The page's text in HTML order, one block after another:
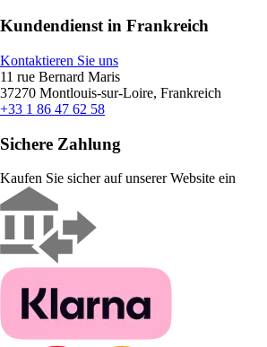
Kundendienst in Frankreich
Kontaktieren Sie uns
11 rue Bernard Maris
37270 Montlouis-sur-Loire, Frankreich
+33 1 86 47 62 58
Sichere Zahlung
Kaufen Sie sicher auf unserer Website ein